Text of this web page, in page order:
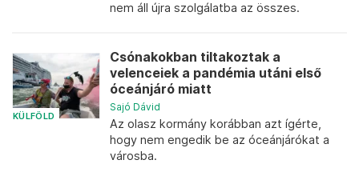
nem áll újra szolgálatba az összes.
KÜLFÖLD
Csónakokban tiltakoztak a
velenceiek a pandémia utáni első
óceánjáró miatt
Sajó Dávid
Az olasz kormány korábban azt ígérte,
hogy nem engedik be az óceánjárókat a
városba.